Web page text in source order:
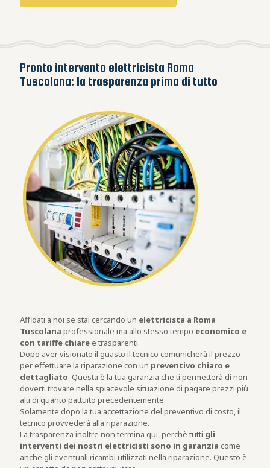
Pronto intervento elettricista Roma
Tuscolana: la trasparenza prima di tutto
Affidati a noi se stai cercando un elettricista a Roma
Tuscolana professionale ma allo stesso tempo economico e
con tariffe chiaree trasparenti.
Dopo aver visionato il guasto il tecnico comunicherà il prezzo
per effettuare la riparazione con un preventivo chiaro e
dettagliato. Questa è la tua garanzia che ti permetterà di non
doverti trovare nella spiacevole situazione di pagare prezzi più
alti di quanto pattuito precedentemente.
Solamente dopo la tua accettazione del preventivo di costo, il
tecnico provvederà alla riparazione.
La trasparenza inoltre non termina qui, perchè tutti gli
interventi dei nostri elettricisti sono in garanzia come
anche gli eventuali ricambi utilizzati nella riparazione. Questo è